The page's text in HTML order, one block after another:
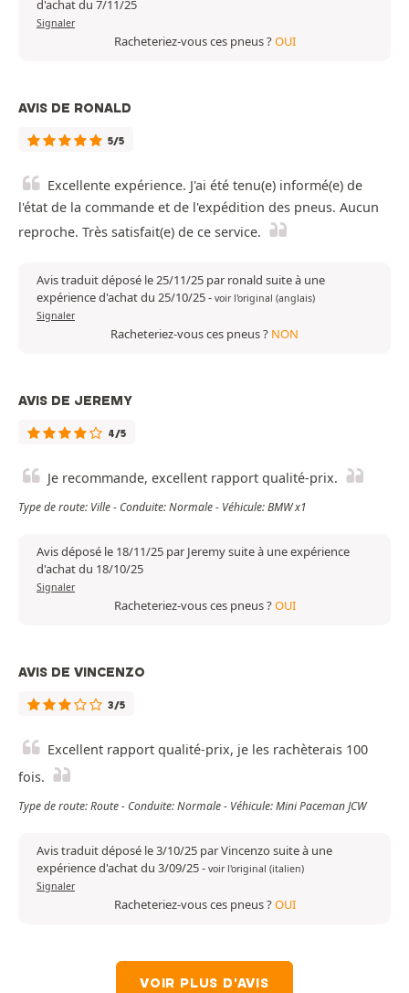
d'achat du 7/11/25
Signaler
Racheteriez-vous ces pneus ?OUI
AVIS DE RONALD
5/5
Excellente expérience. J'ai été tenu(e) informé(e) de
l'état de la commande et de l'expédition des pneus. Aucun
reproche. Très satisfait(e) de ce service.
Avis traduit déposé le 25/11/25 par ronald suite à une
expérience d'achat du 25/10/25- voir l'original (anglais)
Signaler
Racheteriez-vous ces pneus ? NON
AVIS DE JEREMY
4/5
Je recommande, excellent rapport qualité-prix.
Type de route: Ville - Conduite: Normale - Véhicule: BMW x1
Avis déposé le 18/11/25 par Jeremy suite à une expérience
d'achat du 18/10/25
Signaler
Racheteriez-vous ces pneus ?OUI
AVIS DE VINCENZO
3/5
Excellent rapport qualité-prix, je les rachèterais 100
fois.
Type de route: Route - Conduite: Normale - Véhicule: Mini Paceman JCW
Avis traduit déposé le 3/10/25 par Vincenzo suite à une
expérience d'achat du 3/09/25- voir l'original (italien)
Signaler
Racheteriez-vous ces pneus ?OUI
VOIR PLUS D'AVIS